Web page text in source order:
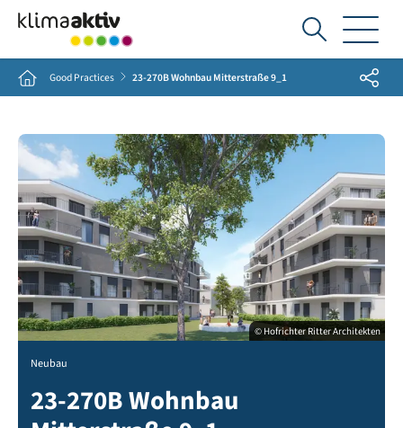
Ich
suche...
Home Good Practices 23-270B Wohnbau Mitterstraße 9_1 Share
© Hofrichter Ritter Architekten
Neubau
23-270B Wohnbau